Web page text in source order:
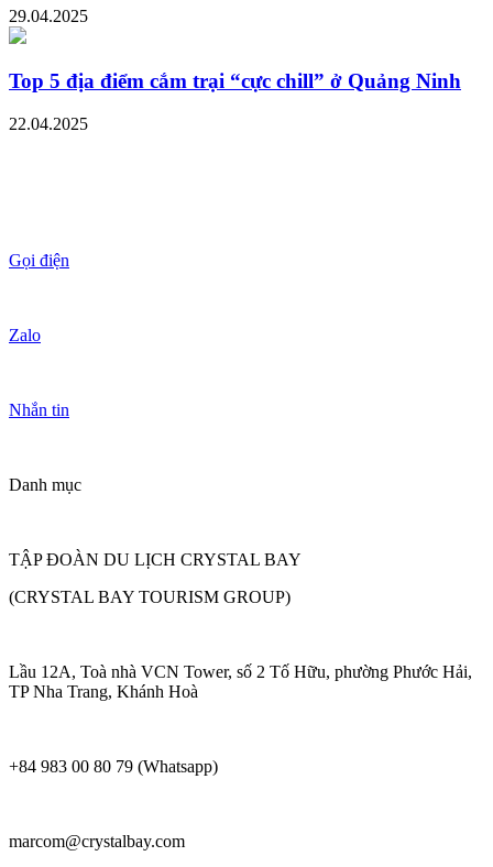
29.04.2025
Top 5 địa điểm cắm trại “cực chill” ở Quảng Ninh
22.04.2025
Gọi điện
Zalo
Nhắn tin
Danh mục
TẬP ĐOÀN DU LỊCH CRYSTAL BAY
(CRYSTAL BAY TOURISM GROUP)
Lầu 12A, Toà nhà VCN Tower, số 2 Tố Hữu, phường Phước Hải,
TP Nha Trang, Khánh Hoà
+84 983 00 80 79 (Whatsapp)
marcom@crystalbay.com